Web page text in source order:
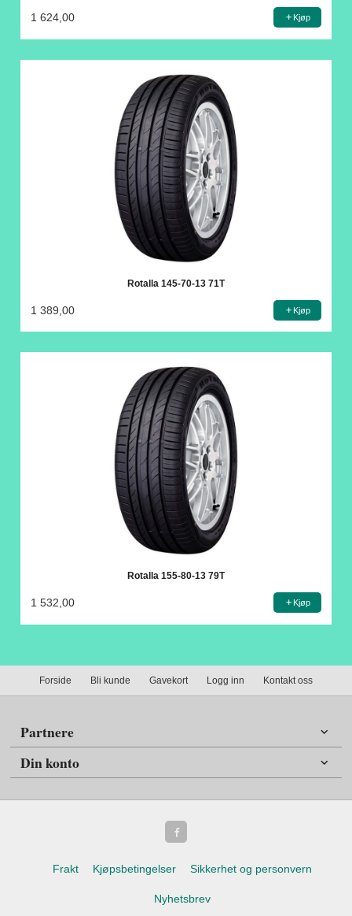
1 624,00 Kjøp
Rotalla 145-70-13 71T
1 389,00 Kjøp
Rotalla 155-80-13 79T
1 532,00 Kjøp
Forside Bli kunde Gavekort Logg inn Kontakt oss
Partnere
Din konto
Frakt Kjøpsbetingelser Sikkerhet og personvern
Nyhetsbrev